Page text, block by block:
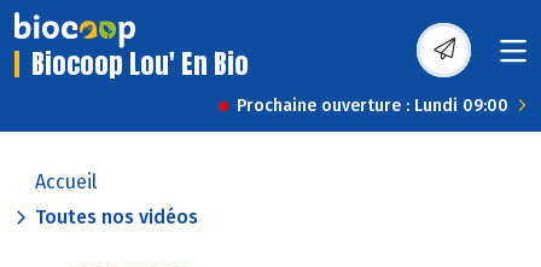
Biocoop Lou' En Bio
Prochaine ouverture : Lundi 09:00
Accueil
Toutes nos vidéos